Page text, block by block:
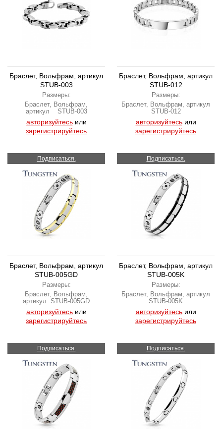
Браслет, Вольфрам, артикул
STUB-003
Размеры:
Браслет, Вольфрам,
артикул STUB-003
авторизуйтесьили
зарегистрируйтесь
Браслет, Вольфрам, артикул
STUB-012
Размеры:
Браслет, Вольфрам, артикул
STUB-012
авторизуйтесьили
зарегистрируйтесь
Подписаться.
Браслет, Вольфрам, артикул
STUB-005GD
Размеры:
Браслет, Вольфрам,
артикул STUB-005GD
авторизуйтесьили
зарегистрируйтесь
Подписаться.
Браслет, Вольфрам, артикул
STUB-005K
Размеры:
Браслет, Вольфрам, артикул
STUB-005K
авторизуйтесьили
зарегистрируйтесь
Подписаться. Подписаться.